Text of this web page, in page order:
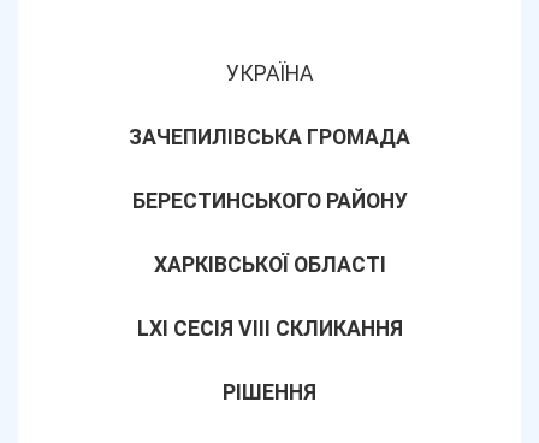
УКРАЇНА
ЗАЧЕПИЛІВСЬКА ГРОМАДА
БЕРЕСТИНСЬКОГО РАЙОНУ
ХАРКІВСЬКОЇ ОБЛАСТІ
LХІ СЕСІЯ VIII СКЛИКАННЯ
РІШЕННЯ